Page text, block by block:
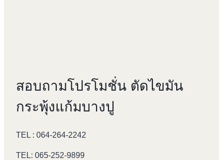
สอบถามโปรโมชั่น ตัดไขมัน
กระพุ้งแก้มบางปู
TEL : 064-264-2242
TEL: 065-252-9899